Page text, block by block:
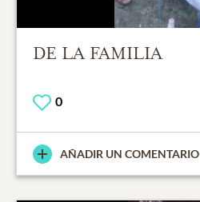
DE LA FAMILIA
0
AÑADIR UN COMENTARIO